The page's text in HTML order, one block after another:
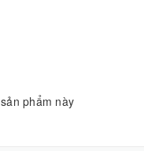
phẩm này